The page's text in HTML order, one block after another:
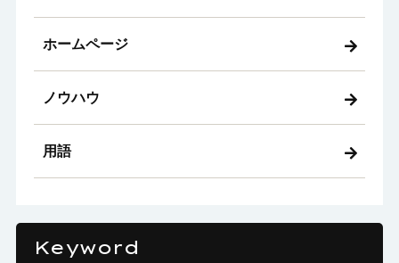
ホームページ
ノウハウ
用語
Keyword